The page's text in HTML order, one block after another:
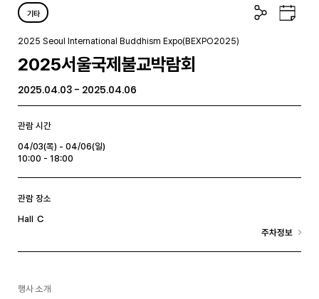
기타
공
유
구
글
2025 Seoul International Buddhism Expo(BEXPO2025)
2025서울국제불교박람회
2025.04.03 - 2025.04.06
관람 시간
04/03(목) - 04/06(일)
10:00 - 18:00
관람 장소
Hall C
주차정보
행사 소개